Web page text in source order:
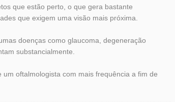
que estão perto, o que gera bastante
que exigem uma visão mais próxima.
doenças como glaucoma, degeneração
substancialmente.
oftalmologista com mais frequência a fim de